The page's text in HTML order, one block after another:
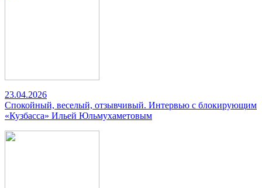
23.04.2026
Спокойный, веселый, отзывчивый. Интервью с блокирующим
«Кузбасса» Ильей Юльмухаметовым